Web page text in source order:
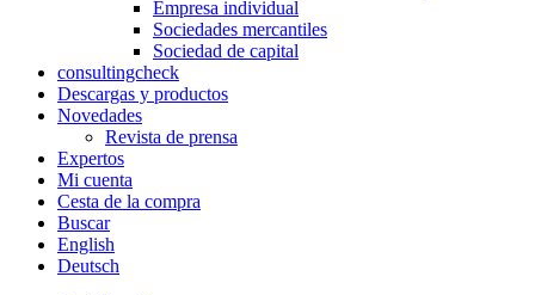
Empresa individual
Sociedades mercantiles
Sociedad de capital
consultingcheck
Descargas y productos
Novedades
Revista de prensa
Expertos
Mi cuenta
Cesta de la compra
Buscar
English
Deutsch